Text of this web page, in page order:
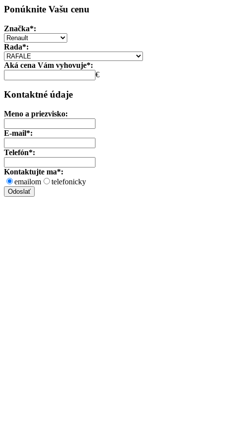
Ponúknite Vašu cenu
Značka*:
Rada*:
Aká cena Vám vyhovuje*:
€
Kontaktné údaje
Meno a priezvisko:
E-mail*:
Telefón*:
Kontaktujte ma*:
emailom
telefonicky